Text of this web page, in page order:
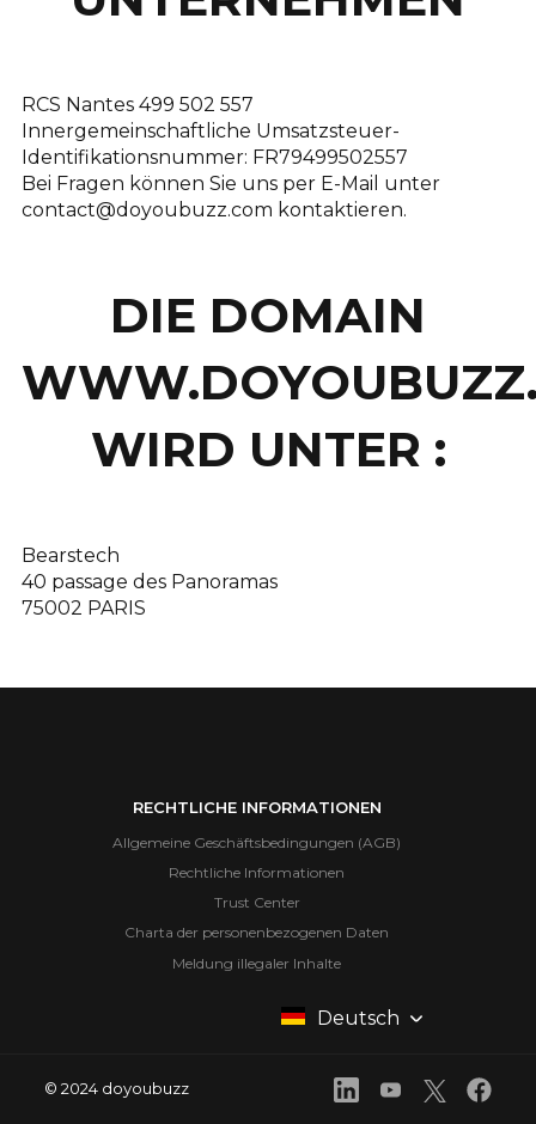
RCS Nantes 499 502 557
Innergemeinschaftliche Umsatzsteuer-
Identifikationsnummer: FR79499502557
Bei Fragen können Sie uns per E-Mail unter
contact@doyoubuzz.com kontaktieren.
DIE DOMAIN
WIRD UNTER :
Bearstech
40 passage des Panoramas
75002 PARIS
RECHTLICHE INFORMATIONEN
Allgemeine Geschäftsbedingungen (AGB)
Rechtliche Informationen
Trust Center
Charta der personenbezogenen Daten
Meldung illegaler Inhalte
Deutsch
© 2024 doyoubuzz